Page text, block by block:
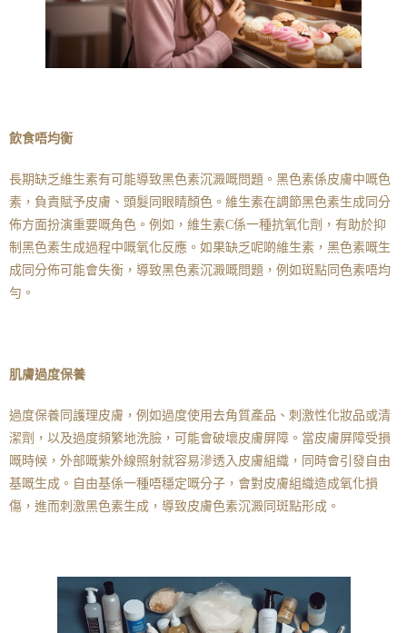
飲食唔均衡
長期缺乏維生素有可能導致黑色素沉澱嘅問題。黑色素係皮膚中嘅色
素，負責賦予皮膚、頭髮同眼睛顏色。維生素在調節黑色素生成同分
佈方面扮演重要嘅角色。例如，維生素C係一種抗氧化劑，有助於抑
制黑色素生成過程中嘅氧化反應。如果缺乏呢啲維生素，黑色素嘅生
成同分佈可能會失衡，導致黑色素沉澱嘅問題，例如斑點同色素唔均
勻。
肌膚過度保養
過度保養同護理皮膚，例如過度使用去角質產品、刺激性化妝品或清
潔劑，以及過度頻繁地洗臉，可能會破壞皮膚屏障。當皮膚屏障受損
嘅時候，外部嘅紫外線照射就容易滲透入皮膚組織，同時會引發自由
基嘅生成。自由基係一種唔穩定嘅分子，會對皮膚組織造成氧化損
傷，進而刺激黑色素生成，導致皮膚色素沉澱同斑點形成。